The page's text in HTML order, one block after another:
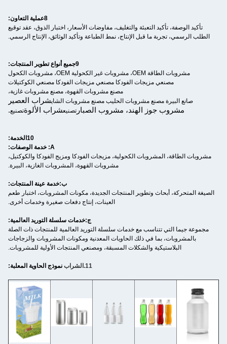
8عملية التعاون:
تأكيد الوصفة، تأكيد التعبئة والتغليف، مفاوضات الأسعار، اختبار الذوق، عقد توقيع
الطلب الرسمي، تجربة ما قبل الإنتاج، نمط الطباعة وتأكيد الوثائق، الإنتاج الرسمي.
9جميع أنواع تطوير المنتجات:
مشروبات الطاقة OEM، مشروبات غير الكحولية OEM، مشروبات الكحول
مصنعي مزيجات الفودكا مصنعي مزيجات الفودكا مصنعي الكوكتيلات
مصنع مشروبات القهوة، مصنع مشروبات غازية،
صانع البيرة مصنع مشروبات الحليب مصنع مشروبات الشايشراب العصير
مشروب جوز الهند، مشروب الصبار تصنيعشراب الألوةتصنيع.
10الخدمة:
A: خدمة الوصفات:
مشروبات الطاقة، المشروبات الكحولية، مزيجات الفودكا ومزيج الفودكا والكوكتيل،
مشروبات القهوة، المشروبات الغازية، البيرة.
ب:خدمة عينة المنتجات:
الصيغة المتحركة، أبحاث وتطوير المنتجات الجديدة، مكونات المشروبات، اختبار طعم
العينات، إنتاج دفعات صغيرة وخدمات أخرى.
ج:خدمات سلسلة التوريد العالمية:
مجموعة جيما التي تتناسب مع خدمات سلسلة التوريد العالمية للمنتجات ذات الصلة
بالمشروبات، بما في ذلك الحاويات المعدنية ومكونات المشروبات والزجاجات
البلاستيكية والشكلات المسبقة، ومصنعي المنتجات الأولية للمشروبات.
11.الشراب نموذج الحاوية المعلبة: